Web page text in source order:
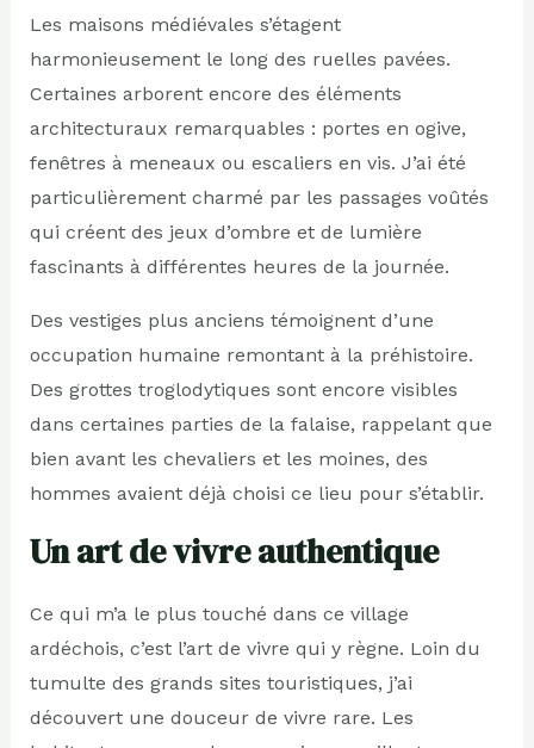
Les maisons médiévales s’étagent
harmonieusement le long des ruelles pavées.
Certaines arborent encore des éléments
architecturaux remarquables : portes en ogive,
fenêtres à meneaux ou escaliers en vis. J’ai été
particulièrement charmé par les passages voûtés
qui créent des jeux d’ombre et de lumière
fascinants à différentes heures de la journée.
Des vestiges plus anciens témoignent d’une
occupation humaine remontant à la préhistoire.
Des grottes troglodytiques sont encore visibles
dans certaines parties de la falaise, rappelant que
bien avant les chevaliers et les moines, des
hommes avaient déjà choisi ce lieu pour s’établir.
Un art de vivre authentique
Ce qui m’a le plus touché dans ce village
ardéchois, c’est l’art de vivre qui y règne. Loin du
tumulte des grands sites touristiques, j’ai
découvert une douceur de vivre rare. Les